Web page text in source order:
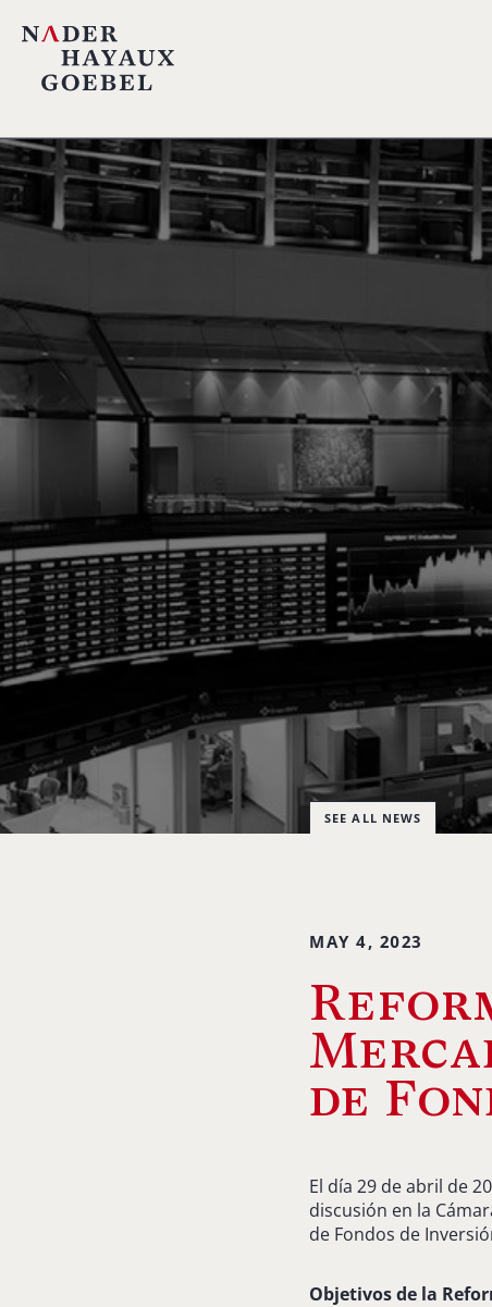
SEE ALL NEWS
MAY 4, 2023
de
El día 29 de abril de
discusión en la
de Fondos de
Objetivos de la